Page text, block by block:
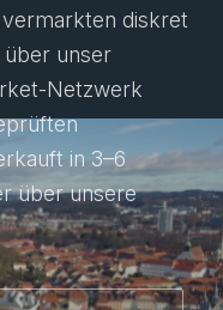
diskret
über unser
Netzwerk
in 3–6
über unsere